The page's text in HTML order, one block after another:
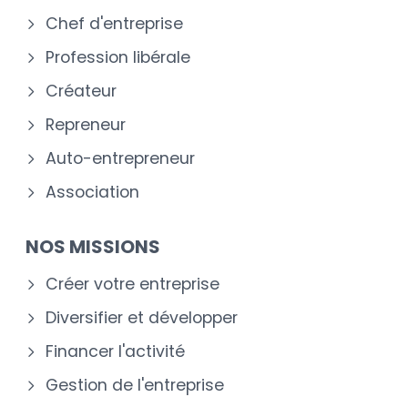
Chef d'entreprise
Profession libérale
Créateur
Repreneur
Auto-entrepreneur
Association
NOS MISSIONS
Créer votre entreprise
Diversifier et développer
Financer l'activité
Gestion de l'entreprise